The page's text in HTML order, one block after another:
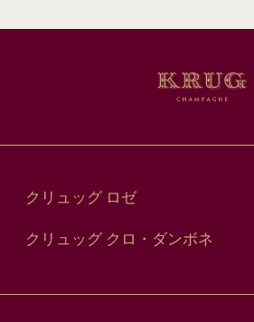
クリュッグ ロゼ
クリュッグ クロ・ダンボネ